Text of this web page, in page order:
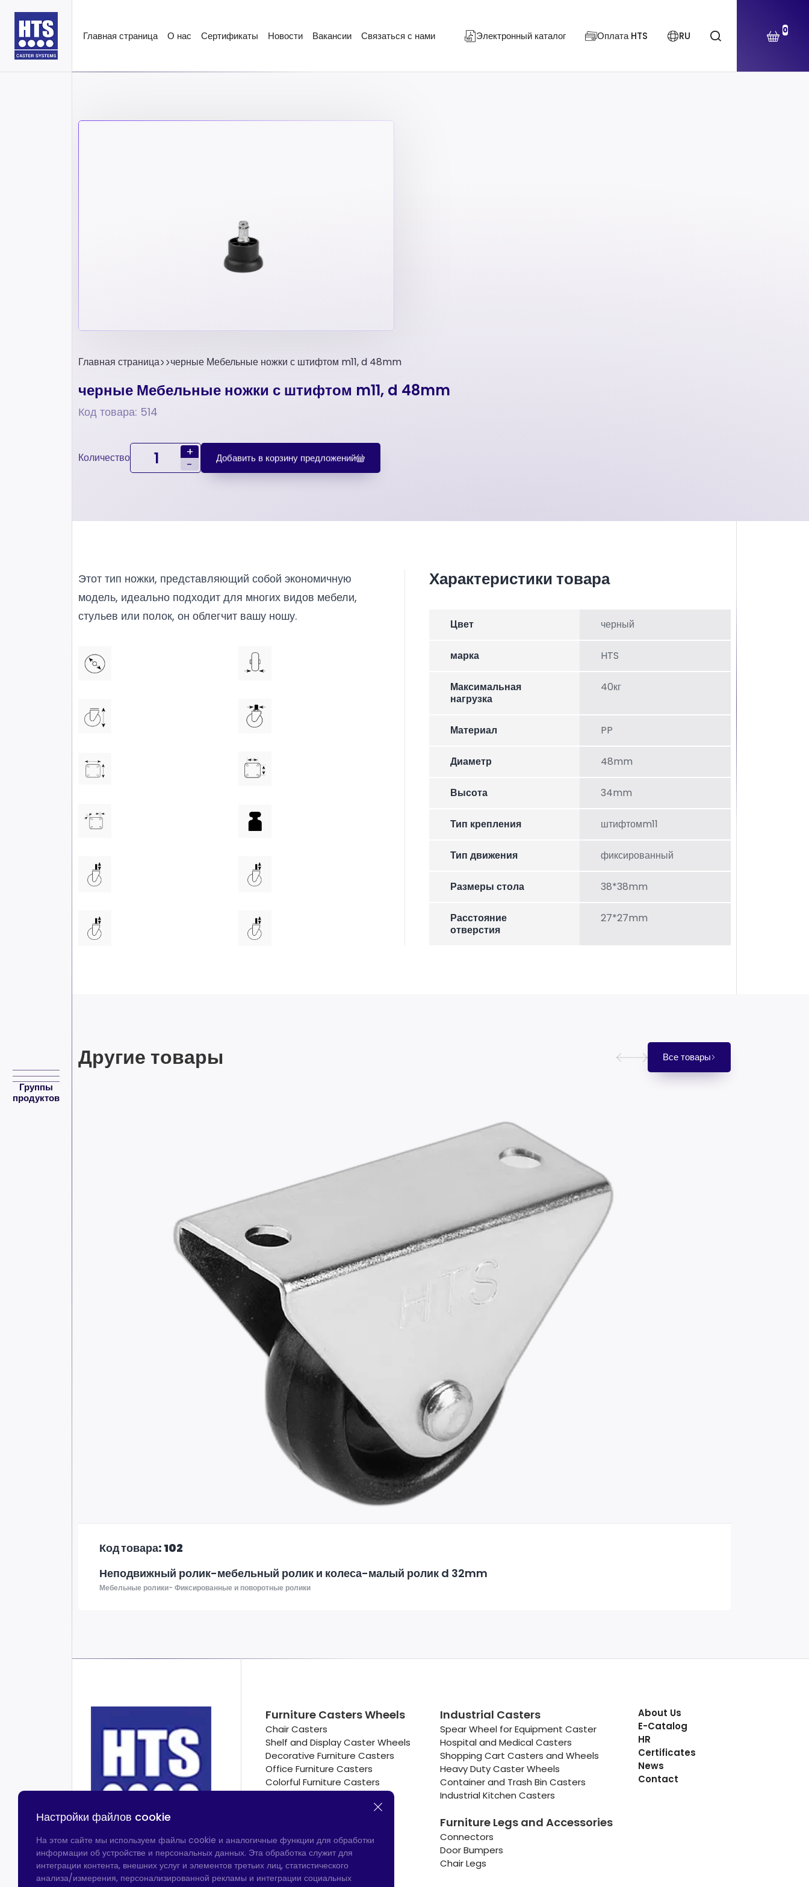
Главная страница О нас Сертификаты Новости Вакансии Связаться с нами Электронный каталог Оплата HTS RU 0
Группы
продуктов
Главная страница черные Мебельные ножки с штифтом m11, d 48mm
черные Мебельные ножки с штифтом m11, d 48mm
Код товара: 514
Количество
+
-
Добавить в корзину предложений
Этот тип ножки, представляющий собой экономичную
модель, идеально подходит для многих видов мебели,
стульев или полок, он облегчит вашу ношу.
Характеристики товара
Цвет черный
марка HTS
Максимальная
нагрузка
40кг
Материал PP
Диаметр 48mm
Высота 34mm
Тип крепления штифтомm11
Тип движения фиксированный
Размеры стола 38*38mm
Расстояние
отверстия
27*27mm
Другие товары Все товары
Код товара: 102
Неподвижный ролик-мебельный ролик и колеса-малый ролик d 32mm
Мебельные ролики- Фиксированные и поворотные ролики
Furniture Casters Wheels
Chair Casters
Shelf and Display Caster Wheels
Decorative Furniture Casters
Office Furniture Casters
Colorful Furniture Casters
Cooler and Warmer Caster
Industrial Casters
Spear Wheel for Equipment Caster
Hospital and Medical Casters
Shopping Cart Casters and Wheels
Heavy Duty Caster Wheels
Container and Trash Bin Casters
Industrial Kitchen Casters
Furniture Legs and Accessories
Connectors
Door Bumpers
Chair Legs
About Us
E-Catalog
HR
Certificates
News
Contact
Настройки файлов cookie
На этом сайте мы используем файлы cookie и аналогичные функции для обработки
информации об устройстве и персональных данных. Эта обработка служит для
интеграции контента, внешних услуг и элементов третьих лиц, статистического
анализа/измерения, персонализированной рекламы и интеграции социальных